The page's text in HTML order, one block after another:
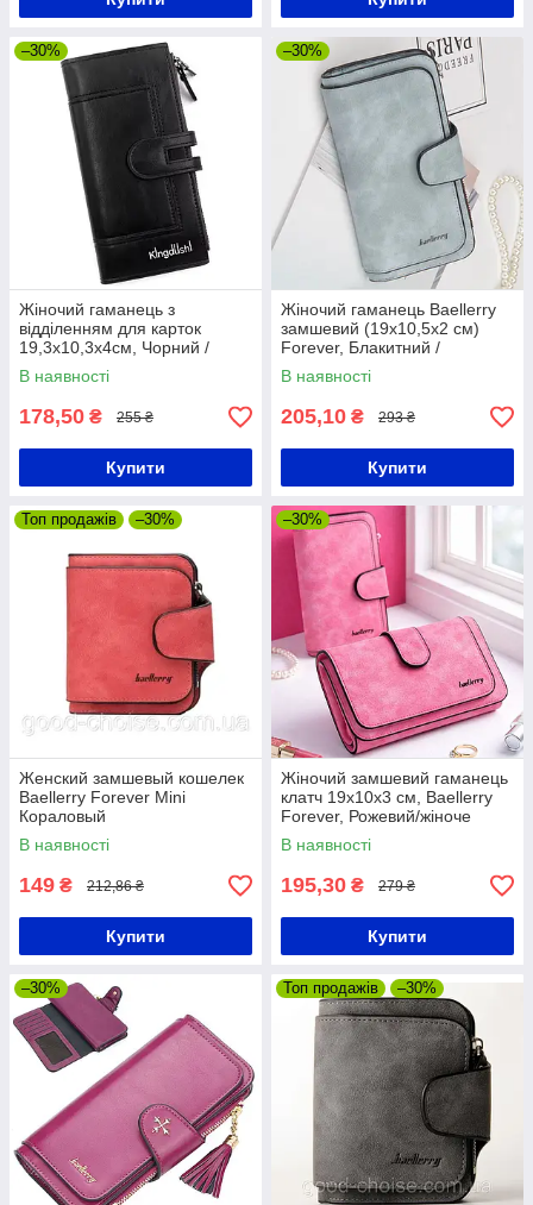
–30%
Жіночий гаманець з
відділенням для карток
19,3х10,3х4см, Чорний /
Гаманець жіночий великий /
Жіноче портмоне
В наявності
178,50 ₴ 255 ₴
Купити
–30%
Жіночий гаманець Baellerry
замшевий (19х10,5х2 см)
Forever, Блакитний /
Портмоне жіноче / Гаманець-
клатч
В наявності
205,10 ₴ 293 ₴
Купити
Топ продажів –30%
Женский замшевый кошелек
Baellerry Forever Mini
Кораловый
В наявності
149 ₴ 212,86 ₴
Купити
–30%
Жіночий замшевий гаманець
клатч 19х10х3 см, Baellerry
Forever, Рожевий/жіноче
портмоне/ Жіночий гаманець
В наявності
195,30 ₴ 279 ₴
Купити
–30% Топ продажів –30%